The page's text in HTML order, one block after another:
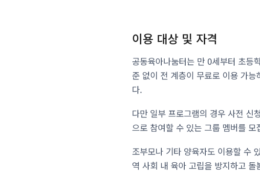
이용 대상 및 자격
공동육아나눔터는 만 0세부터 초등
준 없이 전 계층이 무료로 이용 가
다.
다만 일부 프로그램의 경우 사전 신
으로 참여할 수 있는 그룹 멤버를
조부모나 기타 양육자도 이용할 수
역 사회 내 육아 고립을 방지하고